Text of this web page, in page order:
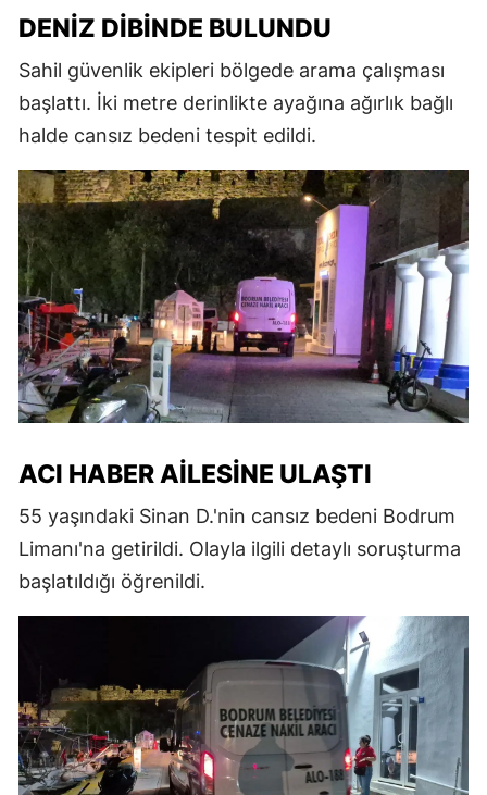
DENIZ DIBINDE BULUNDU
Sahil güvenlik ekipleri bölgede arama çalışması
başlattı. İki metre derinlikte ayağına ağırlık bağlı
halde cansız bedeni tespit edildi.
ACI HABER AILESINE ULAŞTI
55 yaşındaki Sinan D.'nin cansız bedeni Bodrum
Limanı'na getirildi. Olayla ilgili detaylı soruşturma
başlatıldığı öğrenildi.